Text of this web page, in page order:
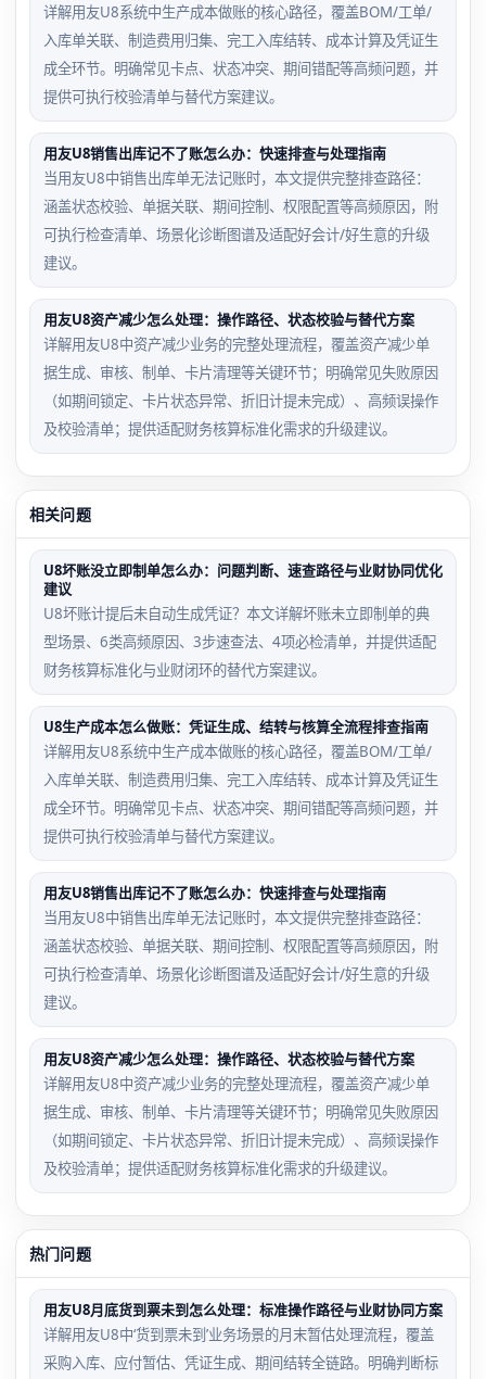
详解用友U8系统中生产成本做账的核心路径，覆盖BOM/工单/
入库单关联、制造费用归集、完工入库结转、成本计算及凭证生
成全环节。明确常见卡点、状态冲突、期间错配等高频问题，并
提供可执行校验清单与替代方案建议。
用友U8销售出库记不了账怎么办：快速排查与处理指南
当用友U8中销售出库单无法记账时，本文提供完整排查路径：
涵盖状态校验、单据关联、期间控制、权限配置等高频原因，附
可执行检查清单、场景化诊断图谱及适配好会计/好生意的升级
建议。
用友U8资产减少怎么处理：操作路径、状态校验与替代方案
详解用友U8中资产减少业务的完整处理流程，覆盖资产减少单
据生成、审核、制单、卡片清理等关键环节；明确常见失败原因
（如期间锁定、卡片状态异常、折旧计提未完成）、高频误操作
及校验清单；提供适配财务核算标准化需求的升级建议。
相关问题
U8坏账没立即制单怎么办：问题判断、速查路径与业财协同优化
建议
U8坏账计提后未自动生成凭证？本文详解坏账未立即制单的典
型场景、6类高频原因、3步速查法、4项必检清单，并提供适配
财务核算标准化与业财闭环的替代方案建议。
U8生产成本怎么做账：凭证生成、结转与核算全流程排查指南
详解用友U8系统中生产成本做账的核心路径，覆盖BOM/工单/
入库单关联、制造费用归集、完工入库结转、成本计算及凭证生
成全环节。明确常见卡点、状态冲突、期间错配等高频问题，并
提供可执行校验清单与替代方案建议。
用友U8销售出库记不了账怎么办：快速排查与处理指南
当用友U8中销售出库单无法记账时，本文提供完整排查路径：
涵盖状态校验、单据关联、期间控制、权限配置等高频原因，附
可执行检查清单、场景化诊断图谱及适配好会计/好生意的升级
建议。
用友U8资产减少怎么处理：操作路径、状态校验与替代方案
详解用友U8中资产减少业务的完整处理流程，覆盖资产减少单
据生成、审核、制单、卡片清理等关键环节；明确常见失败原因
（如期间锁定、卡片状态异常、折旧计提未完成）、高频误操作
及校验清单；提供适配财务核算标准化需求的升级建议。
热门问题
用友U8月底货到票未到怎么处理：标准操作路径与业财协同方案
详解用友U8中‘货到票未到’业务场景的月末暂估处理流程，覆盖
采购入库、应付暂估、凭证生成、期间结转全链路。明确判断标